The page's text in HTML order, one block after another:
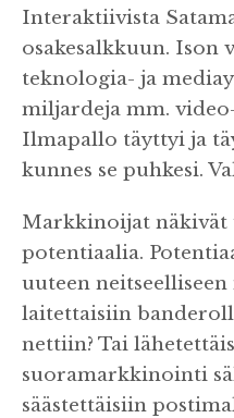
Interaktiivista
osakesalkkuun. Ison
teknologia- ja
miljardeja mm.
Ilmapallo täyttyi ja
kunnes se puhkesi.
Markkinoijat näkivät
potentiaalia.
uuteen
laitettaisiin
nettiin? Tai
suoramarkkinointi
säästettäisiin